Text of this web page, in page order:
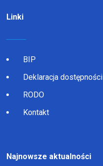
Linki
BIP
Deklaracja dostępności
RODO
Kontakt
Najnowsze aktualności